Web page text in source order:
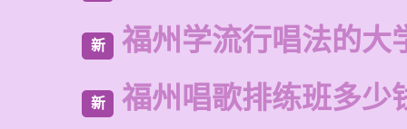
新 福州学流行唱法的大
新 福州唱歌排练班多少